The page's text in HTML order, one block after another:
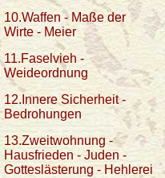
10.Waffen - Maße der
Wirte - Meier
11.Faselvieh -
Weideordnung
12.Innere Sicherheit -
Bedrohungen
13.Zweitwohnung -
Hausfrieden - Juden -
Gotteslästerung - Hehlerei